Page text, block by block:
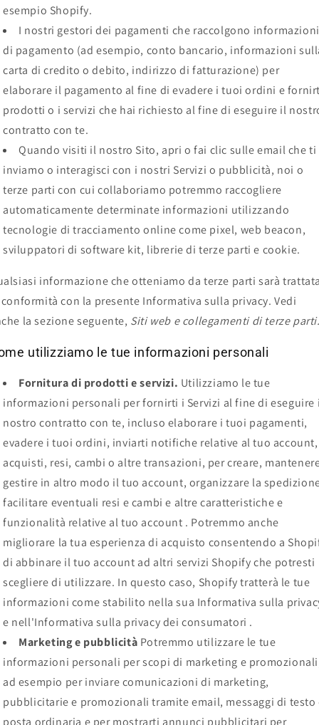
esempio Shopify.
I nostri gestori dei pagamenti che raccolgono informazioni
di pagamento (ad esempio, conto bancario, informazioni
carta di credito o debito, indirizzo di fatturazione) per
elaborare il pagamento al fine di evadere i tuoi ordini e
prodotti o i servizi che hai richiesto al fine di eseguire il
contratto con te.
Quando visiti il nostro Sito, apri o fai clic sulle email che ti
inviamo o interagisci con i nostri Servizi o pubblicità, noi o
terze parti con cui collaboriamo potremmo raccogliere
automaticamente determinate informazioni utilizzando
tecnologie di tracciamento online come pixel, web beacon,
sviluppatori di software kit, librerie di terze parti e cookie.
informazione che otteniamo da terze parti sarà
con la presente Informativa sulla privacy. Vedi
la sezione seguente, Siti web e collegamenti di terze
utilizziamo le tue informazioni personali
Fornitura di prodotti e servizi. Utilizziamo le tue
informazioni personali per fornirti i Servizi al fine di eseguire
nostro contratto con te, incluso elaborare i tuoi pagamenti,
evadere i tuoi ordini, inviarti notifiche relative al tuo account,
acquisti, resi, cambi o altre transazioni, per creare,
gestire in altro modo il tuo account, organizzare la
facilitare eventuali resi e cambi e altre caratteristiche e
funzionalità relative al tuo account . Potremmo anche
migliorare la tua esperienza di acquisto consentendo a
di abbinare il tuo account ad altri servizi Shopify che potresti
scegliere di utilizzare. In questo caso, Shopify tratterà le tue
informazioni come stabilito nella sua Informativa sulla
e nell'Informativa sulla privacy dei consumatori .
Marketing e pubblicità Potremmo utilizzare le tue
informazioni personali per scopi di marketing e
ad esempio per inviare comunicazioni di marketing,
pubblicitarie e promozionali tramite email, messaggi di testo
posta ordinaria e per mostrarti annunci pubblicitari per